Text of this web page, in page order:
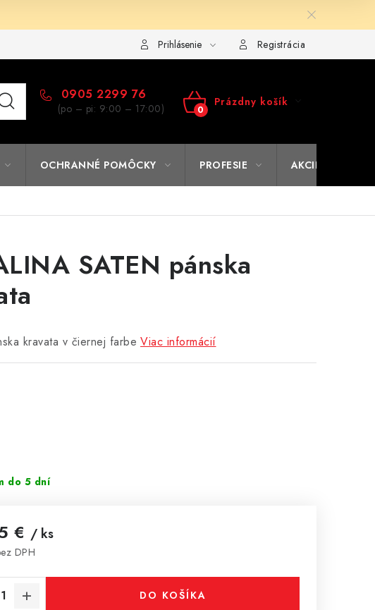
Formulár na výmenu tovaru Kto sme Reklamačný poriadok
Prihlásenie Registrácia
0905 2299 76
(po – pi: 9:00 – 17:00)
NÁKUPNÝ
Prázdny košík
OCHRANNÉ POMÔCKY PROFESIE AKCIE
SATEN pánska
kravata v čiernej farbe Viac informácií
do 5 dní
€ / ks
DPH
DO KOŠÍKA